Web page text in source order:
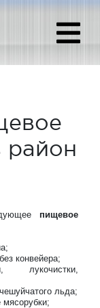
район
пищевое
конвейера;
лукочистки,
льда;